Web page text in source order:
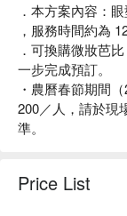
．本方案內容：
，服務時間約為
．可換購微妝芭
一步完成預訂。
・農曆春節期間
200／人，請於現
準。
Price List